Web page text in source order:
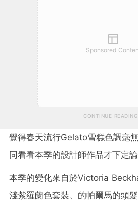
Sponsored
CONTINUE READING
覺得春天流行Gelato雪糕色調毫
同看看本季的設計師作品才下定論
本季的變化來自於Victoria
淺紫羅蘭色套裝、的帕爾馬的頭髮